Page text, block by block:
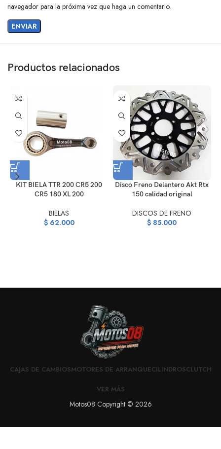
navegador para la próxima vez que haga un comentario.
Productos relacionados
KIT BIELA TTR 200 CR5 200
CR5 180 XL 200
BIELAS
$62.000
Disco Freno Delantero Akt Rtx
150 calidad original
DISCOS DE FRENO
$ 85.000
CAJAS DE CAMBIOSMOTORES DE ARRANQUECILINDROSCLUTCH
VER MÁS
Motos08 Copyright © 2026